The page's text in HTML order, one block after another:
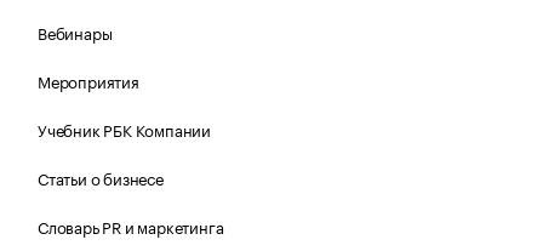
Вебинары
Мероприятия
Учебник РБК Компании
Статьи о бизнесе
Словарь PR и маркетинга